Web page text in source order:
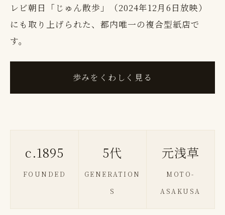
レビ朝日「じゅん散歩」（2024年12月6日放映）
にも取り上げられた、都内唯一の複合型紙店で
す。
歩みをくわしく見る
c.1895
FOUNDED
5代
GENERATION
S
元浅草
MOTO-
ASAKUSA